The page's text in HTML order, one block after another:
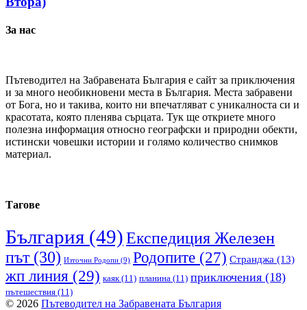
За нас
Пътеводител на Забравената България е сайт за приключения
и за много необикновени места в България. Места забравени
от Бога, но и такива, които ни впечатляват с уникалноста си и
красотата, която пленява сърцата. Тук ще откриете много
полезна информация относно географски и природни обекти,
истински човешки истории и голямо количество снимков
материал.
Тагове
България (49)Експедиция Железен
път(30) Източни Родопи (9) Родопите (27) Странджа (13)
жп линия (29) каяк(11) планина (11) приключения (18)
пътешествия (11)
© 2026 Пътеводител на Забравената България